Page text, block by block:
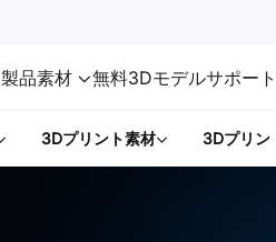
製品素材 無料3Dモデルサポー
3Dプリント素材 3Dプリン